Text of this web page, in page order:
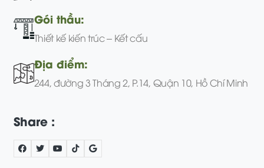
Gói thầu:
Thiết kế kiến trúc – Kết cấu
Địa điểm:
244, đường 3 Tháng 2, P.14, Quận 10, Hồ Chí Minh
Share :